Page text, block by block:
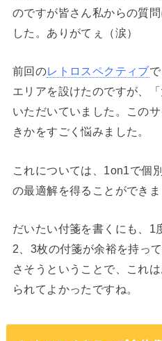
のですが皆さん私からの質
した。ありがてぇ（涙）
前回のレトロスペクティブ
エリアを設けたのですが、
いただいていました。この
きかをすごく悩みました。
これについては、1on1で個
の最適解を得ることができま
だいたい付箋を書くにも、1
2、3枚の付箋が余裕を持っ
さそうということで、これ
られてよかったですね。